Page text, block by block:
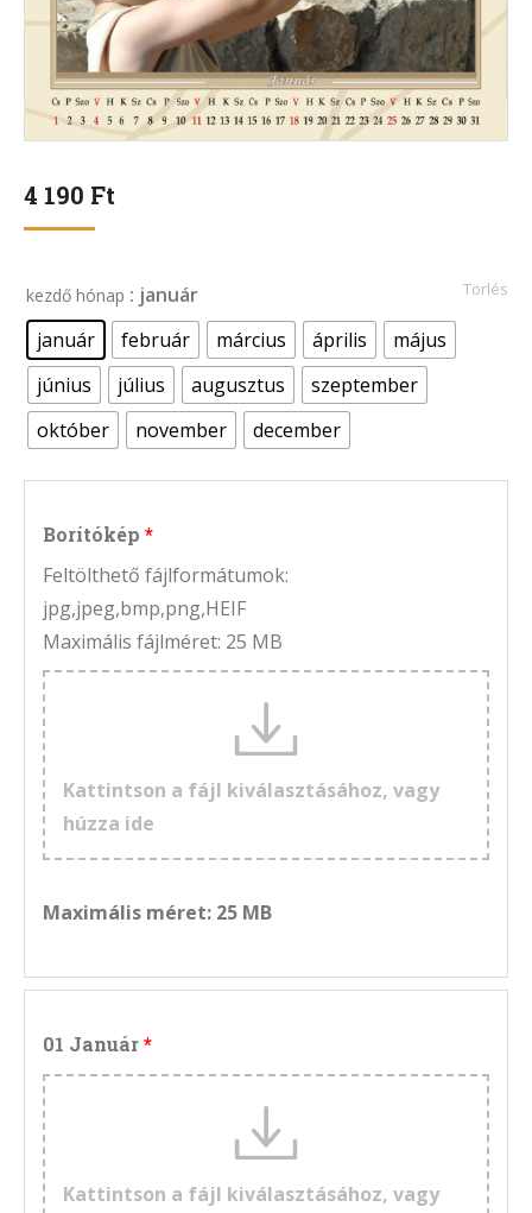
4 190 Ft
kezdő hónap : január
január
február március április
május
június
július augusztus
szeptember
október
november december
Törlés
Borítókép
Feltölthető fájlformátumok:
jpg,jpeg,bmp,png,HEIF
Maximális fájlméret: 25 MB
Kattintson a fájl kiválasztásához, vagy
húzza ide
Maximális méret: 25 MB
01 Január
Kattintson a fájl kiválasztásához, vagy